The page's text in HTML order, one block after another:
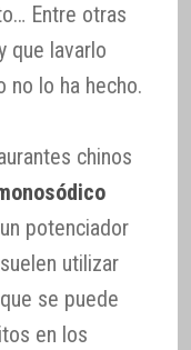
Entre otras
que lavarlo
no lo ha hecho.
chinos
potenciador
utilizar
se puede
en los